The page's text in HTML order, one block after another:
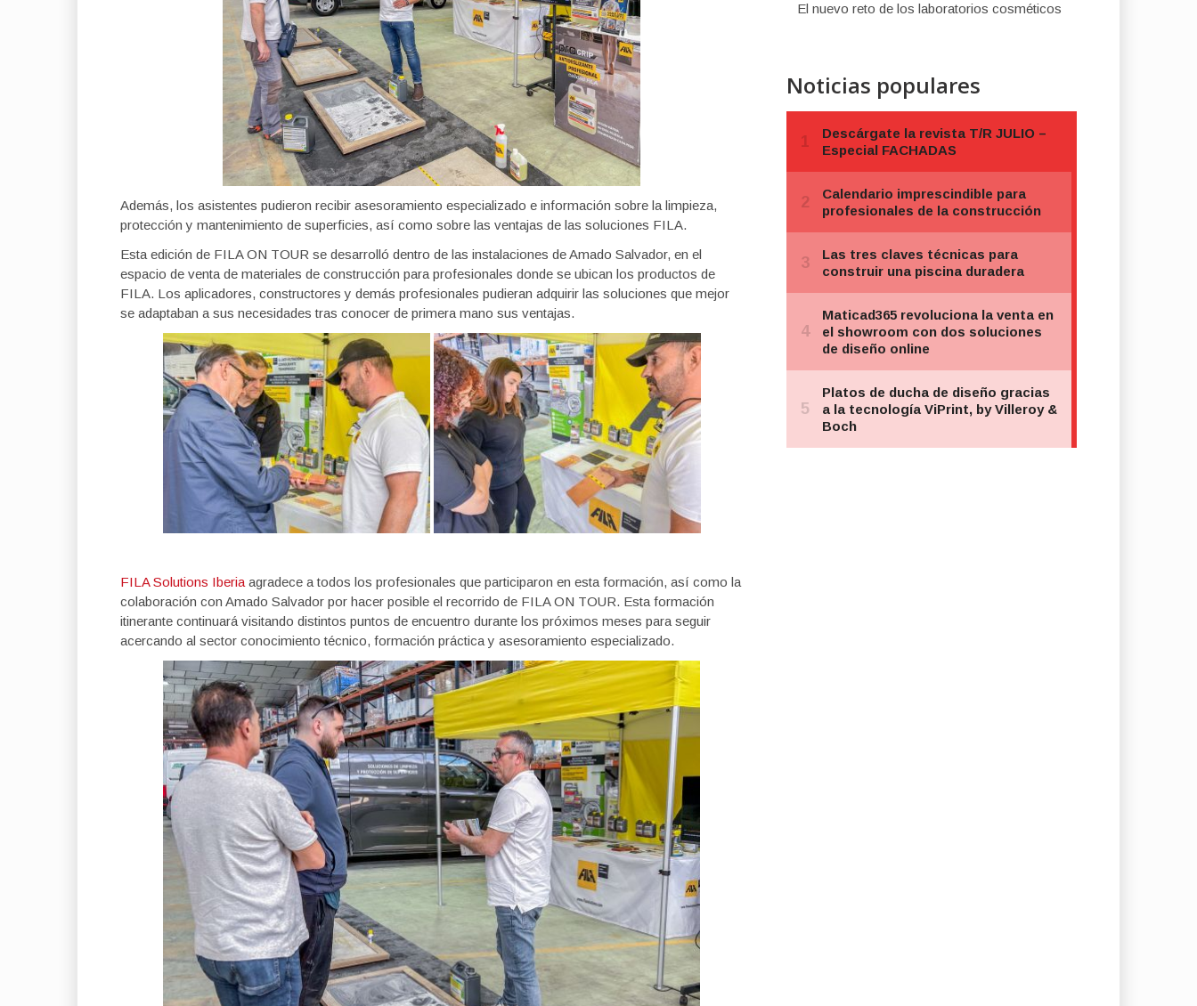
Además, los asistentes pudieron recibir asesoramiento especializado e información sobre la limpieza,
protección y mantenimiento de superficies, así como sobre las ventajas de las soluciones FILA.
Esta edición de FILA ON TOUR se desarrolló dentro de las instalaciones de Amado Salvador, en el
espacio de venta de materiales de construcción para profesionales donde se ubican los productos de
FILA. Los aplicadores, constructores y demás profesionales pudieran adquirir las soluciones que mejor
se adaptaban a sus necesidades tras conocer de primera mano sus ventajas.
FILA Solutions Iberia agradece a todos los profesionales que participaron en esta formación, así como la
colaboración con Amado Salvador por hacer posible el recorrido de FILA ON TOUR. Esta formación
itinerante continuará visitando distintos puntos de encuentro durante los próximos meses para seguir
acercando al sector conocimiento técnico, formación práctica y asesoramiento especializado.
El nuevo reto de los laboratorios cosméticos
Noticias populares